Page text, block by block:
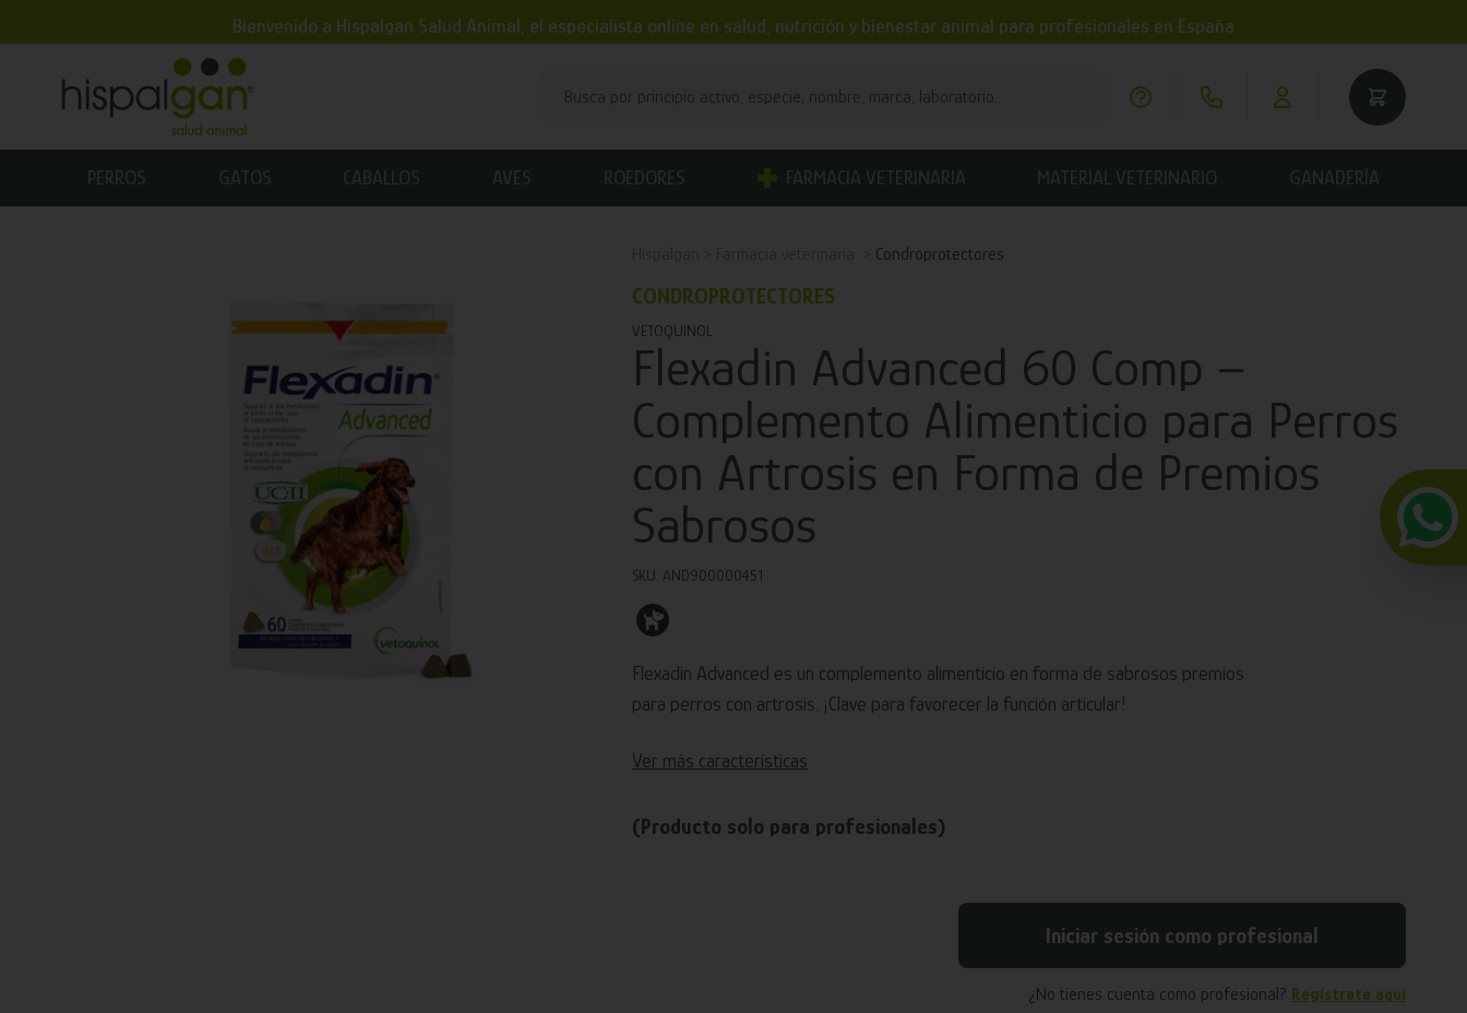
Bienvenido a Hispalgan Salud Animal, el especialista online en salud, nutrición y bienestar animal para profesionales en España
PERROS GATOS CABALLOS AVES ROEDORES FARMACIA VETERINARIA MATERIAL VETERINARIO GANADERÍA
Condroprotectores
CONDROPROTECTORES
VETOQUINOL
Flexadin Advanced 60 Comp –
Complemento Alimenticio para Perros
con Artrosis en Forma de Premios
Sabrosos
SKU: AND900000451
Flexadin Advanced es un complemento alimenticio en forma de sabrosos premios
para perros con artrosis. ¡Clave para favorecer la función articular!
Ver más características
(Producto solo para profesionales)
Iniciar sesión como profesional
¿No tienes cuenta como profesional? Regístrate aquí